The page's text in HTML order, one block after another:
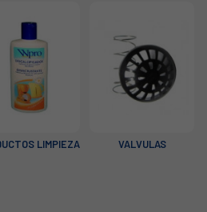
LIMPIEZA VALVULAS